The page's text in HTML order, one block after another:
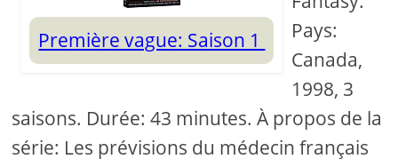
Première vague: Saison 1
Pays:
Canada,
1998, 3
saisons. Durée: 43 minutes. À propos de la
série: Les prévisions du médecin français